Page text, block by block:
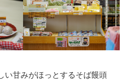
い甘みがほっとするそば饅頭